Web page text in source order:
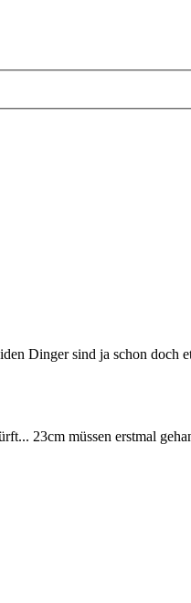
Dinger sind ja schon doch
23cm müssen erstmal